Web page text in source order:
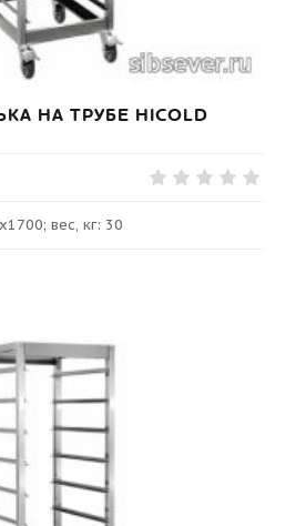
НА ТРУБЕ HICOLD
вес, кг: 30